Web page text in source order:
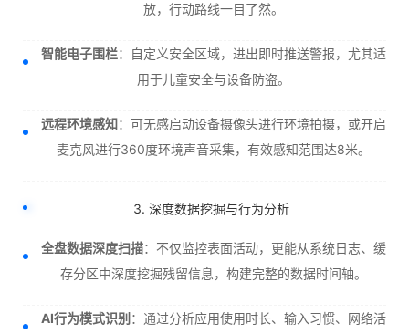
放，行动路线一目了然。
智能电子围栏：自定义安全区域，进出即时推送警报，尤其适
用于儿童安全与设备防盗。
远程环境感知：可无感启动设备摄像头进行环境拍摄，或开启
麦克风进行360度环境声音采集，有效感知范围达8米。
3. 深度数据挖掘与行为分析
全盘数据深度扫描：不仅监控表面活动，更能从系统日志、缓
存分区中深度挖掘残留信息，构建完整的数据时间轴。
AI行为模式识别 ：通过分析应用使用时长、输入习惯、网络活